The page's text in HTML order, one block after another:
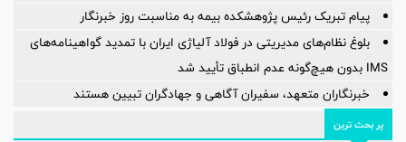
پیام تبریک رئیس پژوهشکده بیمه به مناسبت روز خبرنگار
بلوغ نظام‌های مدیریتی در فولاد آلیاژی ایران با تمدید گواهینامه‌های
IMS بدون هیچ‌گونه عدم انطباق تأیید شد
خبرنگاران متعهد، سفیران آگاهی و جهادگران تبیین هستند
پر بحث ترین